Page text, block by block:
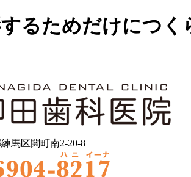
るためだけにつ
馬区関町南2-20-8